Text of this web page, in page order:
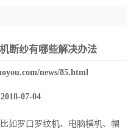
断纱有哪些解决办法
news/85.html
07-04
如 罗口罗纹机、电脑横机、帽